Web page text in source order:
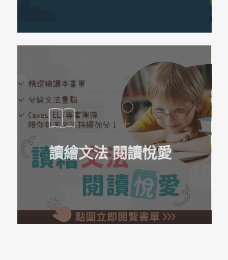
讀繪文法 閱讀悅愛